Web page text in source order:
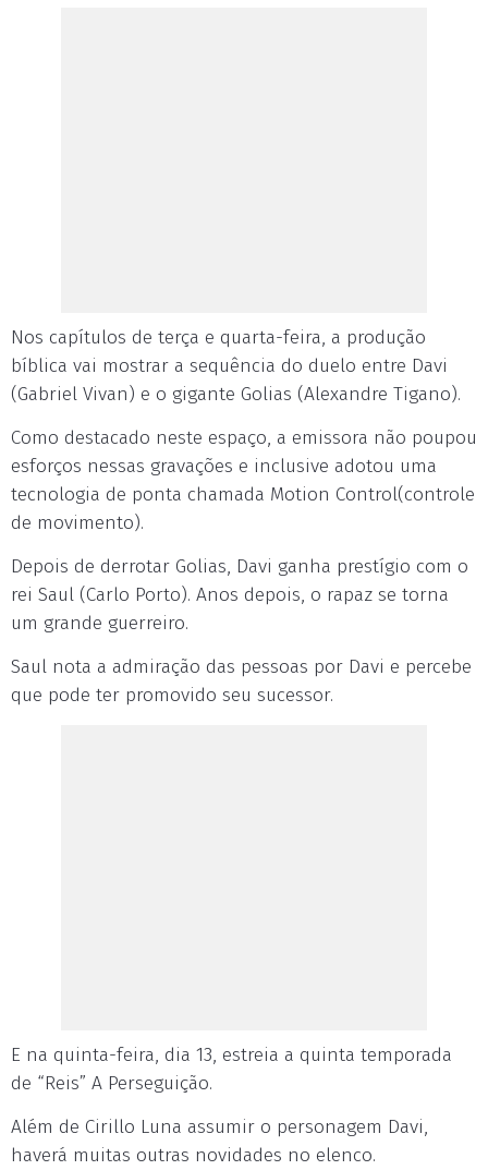
Nos capítulos de terça e quarta-feira, a produção
bíblica vai mostrar a sequência do duelo entre Davi
(Gabriel Vivan) e o gigante Golias (Alexandre Tigano).
Como destacado neste espaço, a emissora não poupou
esforços nessas gravações e inclusive adotou uma
tecnologia de ponta chamada Motion Control(controle
de movimento).
Depois de derrotar Golias, Davi ganha prestígio com o
rei Saul (Carlo Porto). Anos depois, o rapaz se torna
um grande guerreiro.
Saul nota a admiração das pessoas por Davi e percebe
que pode ter promovido seu sucessor.
E na quinta-feira, dia 13, estreia a quinta temporada
de “Reis” A Perseguição.
Além de Cirillo Luna assumir o personagem Davi,
haverá muitas outras novidades no elenco.